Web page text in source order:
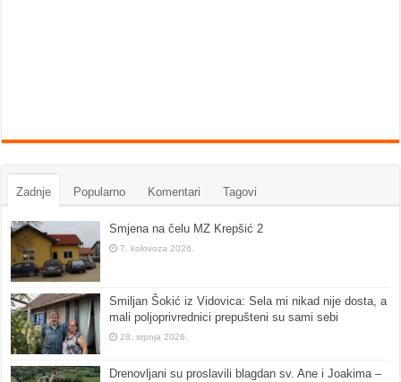
Zadnje Popularno Komentari Tagovi
Smjena na čelu MZ Krepšić 2
7. kolovoza 2026.
Smiljan Šokić iz Vidovica: Sela mi nikad nije dosta, a
mali poljoprivrednici prepušteni su sami sebi
28. srpnja 2026.
Drenovljani su proslavili blagdan sv. Ane i Joakima –